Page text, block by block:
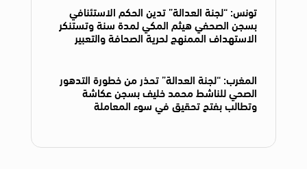
تونس: “لجنة العدالة” تدين الحكم الاستئنافي
بسجن الصحفي هيثم المكي لمدة سنة وتستنكر
الاستهداف الممنهج لحرية الصحافة والتعبير
المغرب: “لجنة العدالة” تحذر من خطورة التدهور
الصحي للناشط محمد خليف بسجن عكاشة
وتطالب بفتح تحقيق في سوء المعاملة